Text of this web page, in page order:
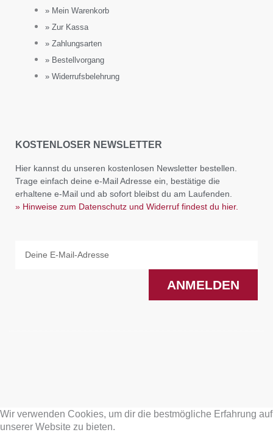
» Mein Warenkorb
» Zur Kassa
» Zahlungsarten
» Bestellvorgang
» Widerrufsbelehrung
KOSTENLOSER NEWSLETTER
Hier kannst du unseren kostenlosen Newsletter bestellen.
Trage einfach deine e-Mail Adresse ein, bestätige die
erhaltene e-Mail und ab sofort bleibst du am Laufenden.
» Hinweise zum Datenschutz und Widerruf findest du hier.
ANMELDEN
a
Wir verwenden Cookies, um dir die bestmögliche Erfahrung auf
unserer Website zu bieten.